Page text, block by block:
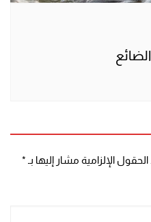
الحقول الإلزامية مشار إليها بـ *